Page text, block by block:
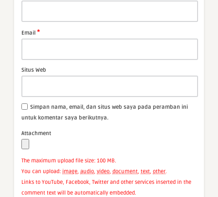
Email *
Situs Web
Simpan nama, email, dan situs web saya pada peramban ini
untuk komentar saya berikutnya.
Attachment
The maximum upload file size: 100 MB.
You can upload: image, audio, video, document, text, other.
Links to YouTube, Facebook, Twitter and other services inserted in the
comment text will be automatically embedded.